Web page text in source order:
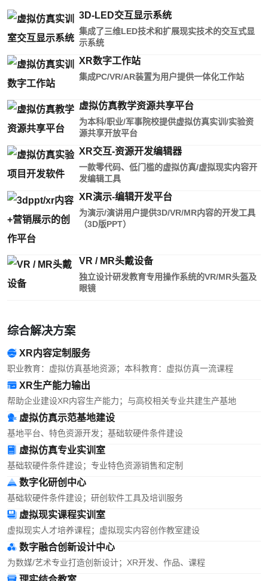
3D-LED交互显示系统
集成了三维LED技术和扩展现实技术的交互式显
示系统
XR数字工作站
集成PC/VR/AR装置为用户提供一体化工作站
虚拟仿真教学资源共享平台
为本科/职业/军事院校提供虚拟仿真实训/实验资
源共享开放平台
XR交互-资源开发编辑器
一款零代码、低门槛的虚拟仿真/虚拟现实内容开
发编辑工具
XR演示-编辑开发平台
为演示/演讲用户提供3D/VR/MR内容的开发工具
（3D版PPT）
VR / MR头戴设备
独立设计研发教育专用操作系统的VR/MR头盔及
眼镜
综合解决方案
XR内容定制服务
职业教育：虚拟仿真基地资源；本科教育：虚拟仿真一流课程
XR生产能力输出
帮助企业建设XR内容生产能力；与高校相关专业共建生产基地
虚拟仿真示范基地建设
基地平台、特色资源开发；基础软硬件条件建设
虚拟仿真专业实训室
基础软硬件条件建设；专业特色资源销售和定制
数字化研创中心
基础软硬件条件建设；研创软件工具及培训服务
虚拟现实课程实训室
虚拟现实人才培养课程；虚拟现实内容创作教室建设
数字融合创新设计中心
为数媒/艺术专业打造创新设计；XR开发、作品、课程